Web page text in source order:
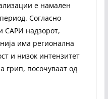
е намален
Согласно
САРИ надзорот,
има регионална
и низок интензитет
грип, посочуваат од